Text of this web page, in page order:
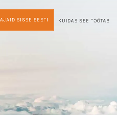
SISSE EESTI KUIDAS SEE TÖÖTAB